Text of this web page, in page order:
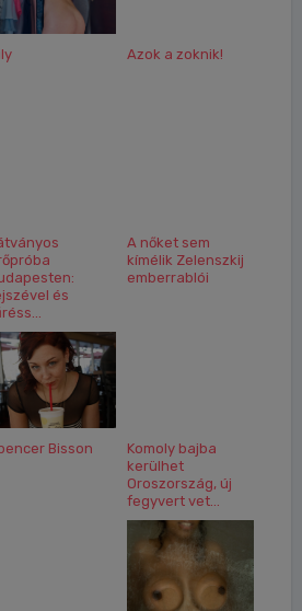
Azok a zoknik!
és
A nőket sem
kímélik Zelenszkij
emberrablói
Bisson
Komoly bajba
kerülhet
Oroszország, új
fegyvert vet...